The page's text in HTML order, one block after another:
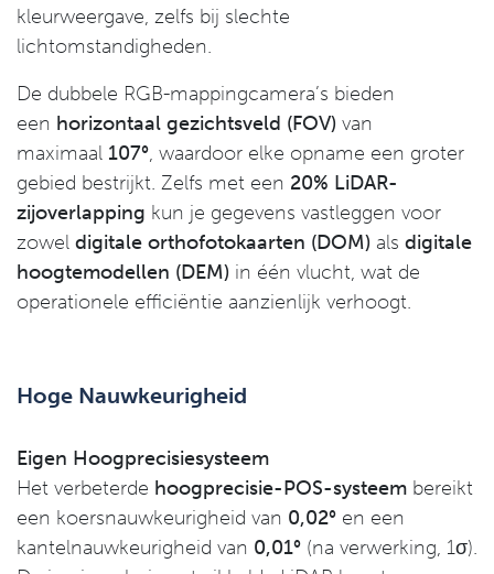
kleurweergave, zelfs bij slechte
lichtomstandigheden.
De dubbele RGB-mappingcamera’s bieden
een horizontaal gezichtsveld (FOV) van
maximaal 107°, waardoor elke opname een groter
gebied bestrijkt. Zelfs met een 20% LiDAR-
zijoverlapping kun je gegevens vastleggen voor
zowel digitale orthofotokaarten (DOM) als digitale
hoogtemodellen (DEM) in één vlucht, wat de
operationele efficiëntie aanzienlijk verhoogt.
Hoge Nauwkeurigheid
Eigen Hoogprecisiesysteem
Het verbeterde hoogprecisie-POS-systeem bereikt
een koersnauwkeurigheid van 0,02° en een
kantelnauwkeurigheid van 0,01° (na verwerking, 1σ).